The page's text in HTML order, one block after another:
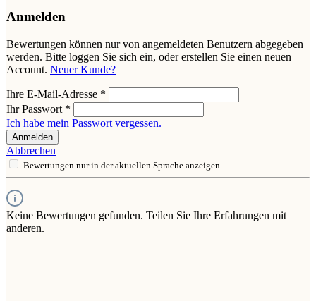
Anmelden
Bewertungen können nur von angemeldeten Benutzern abgegeben
werden. Bitte loggen Sie sich ein, oder erstellen Sie einen neuen
Account. Neuer Kunde?
Ihre E-Mail-Adresse *
Ihr Passwort *
Ich habe mein Passwort vergessen.
Anmelden
Abbrechen
Bewertungen nur in der aktuellen Sprache anzeigen.
Keine Bewertungen gefunden. Teilen Sie Ihre Erfahrungen mit
anderen.